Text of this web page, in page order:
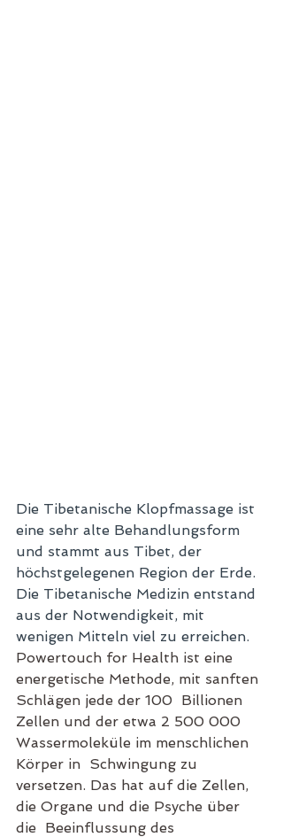
Die Tibetanische Klopfmassage ist
eine sehr alte Behandlungsform
und stammt aus Tibet, der
höchstgelegenen Region der Erde.
Die Tibetanische Medizin entstand
aus der Notwendigkeit, mit
wenigen Mitteln viel zu erreichen.
Powertouch for Health ist eine
energetische Methode, mit sanften
Schlägen jede der 100  Billionen
Zellen und der etwa 2 500 000
Wassermoleküle im menschlichen
Körper in  Schwingung zu
versetzen. Das hat auf die Zellen,
die Organe und die Psyche über
die  Beeinflussung des